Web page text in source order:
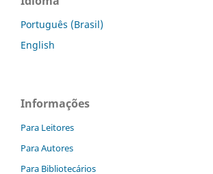
Português (Brasil)
English
Informações
Para Leitores
Para Autores
Para Bibliotecários